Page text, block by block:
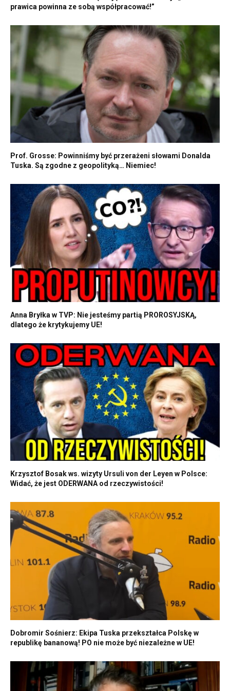
prawica powinna ze sobą współpracować!”
Prof. Grosse: Powinniśmy być przerażeni słowami Donalda
Tuska. Są zgodne z geopolityką… Niemiec!
Anna Bryłka w TVP: Nie jesteśmy partią PROROSYJSKĄ,
dlatego że krytykujemy UE!
Krzysztof Bosak ws. wizyty Ursuli von der Leyen w Polsce:
Widać, że jest ODERWANA od rzeczywistości!
Dobromir Sośnierz: Ekipa Tuska przekształca Polskę w
republikę bananową! PO nie może być niezależne w UE!